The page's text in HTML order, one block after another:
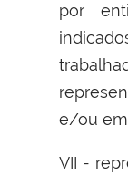
por
e/ou
VII -